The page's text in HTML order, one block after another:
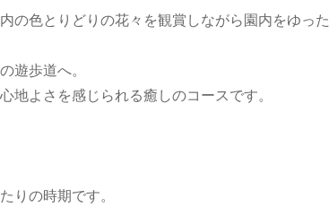
の色とりどりの花々を観賞しながら園内をゆった
遊歩道へ。
よさを感じられる癒しのコースです。
りの時期です。